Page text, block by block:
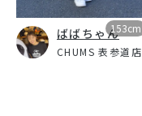
CHUMS 表参道店
ばばちゃん153cm